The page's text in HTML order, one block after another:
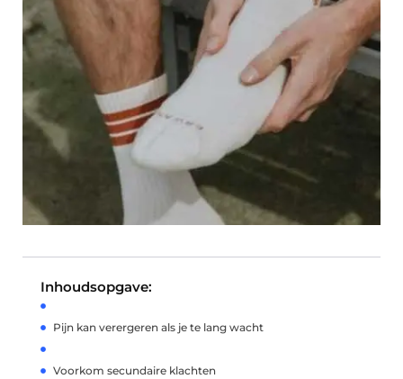
Inhoudsopgave:
Pijn kan verergeren als je te lang wacht
Voorkom secundaire klachten